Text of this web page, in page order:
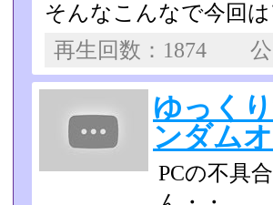
そんなこんなで今回
再生回数：1874
ゆっく
ンダム
PCの不具